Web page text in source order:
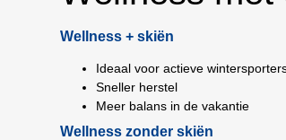
Wellness + skiën
Ideaal voor actieve
Sneller herstel
Meer balans in de vakantie
Wellness zonder skiën